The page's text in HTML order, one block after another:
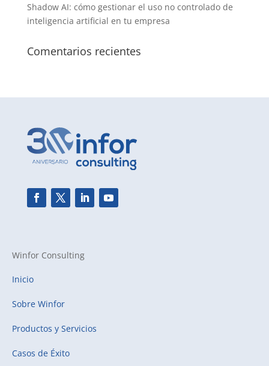
Shadow AI: cómo gestionar el uso no controlado de
inteligencia artificial en tu empresa
Comentarios recientes
Winfor Consulting
Inicio
Sobre Winfor
Productos y Servicios
Casos de Éxito